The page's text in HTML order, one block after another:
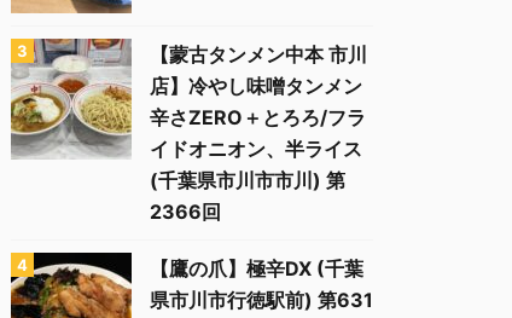
【蒙古タンメン中本 市川
店】冷やし味噌タンメン
辛さZERO＋とろろ/フラ
イドオニオン、半ライス
(千葉県市川市市川) 第
2366回
【鷹の爪】極辛DX (千葉
県市川市行徳駅前) 第631